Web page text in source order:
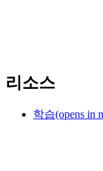
리소스
학습(opens in